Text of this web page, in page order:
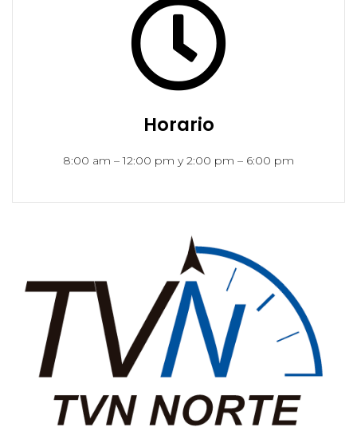
Horario
8:00 am – 12:00 pm y 2:00 pm – 6:00 pm